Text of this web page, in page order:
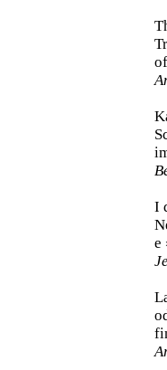
I
e